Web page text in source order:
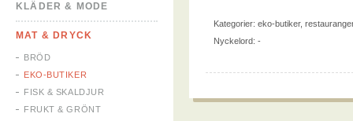
KLÄDER & MODE
MAT & DRYCK
BRÖD
EKO-BUTIKER
FISK & SKALDJUR
FRUKT & GRÖNT
Kategorier: eko-butiker,
Nyckelord: -